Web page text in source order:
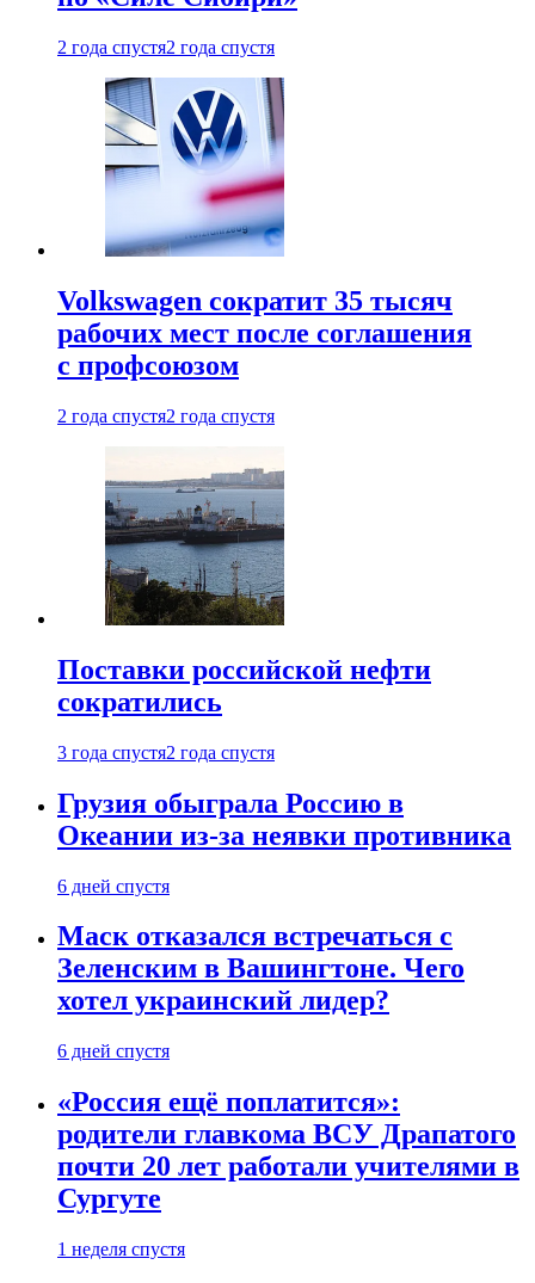
2 года спустя2 года спустя
Volkswagen сократит 35 тысяч
рабочих мест после соглашения
с профсоюзом
2 года спустя2 года спустя
Поставки российской нефти
сократились
3 года спустя2 года спустя
Грузия обыграла Россию в
Океании из-за неявки противника
6 дней спустя
Маск отказался встречаться с
Зеленским в Вашингтоне. Чего
хотел украинский лидер?
6 дней спустя
«Россия ещё поплатится»:
родители главкома ВСУ Драпатого
почти 20 лет работали учителями в
Сургуте
1 неделя спустя